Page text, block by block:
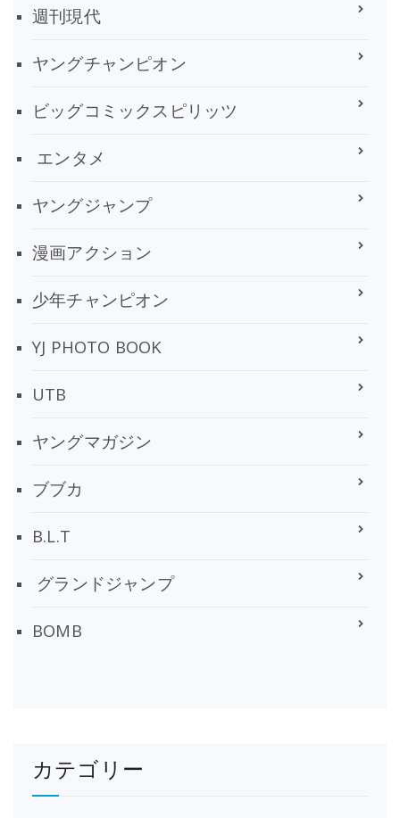
週刊現代
ヤングチャンピオン
ビッグコミックスピリッツ
エンタメ
ヤングジャンプ
漫画アクション
少年チャンピオン
YJ PHOTO BOOK
UTB
ヤングマガジン
ブブカ
B.L.T
グランドジャンプ
BOMB
カテゴリー